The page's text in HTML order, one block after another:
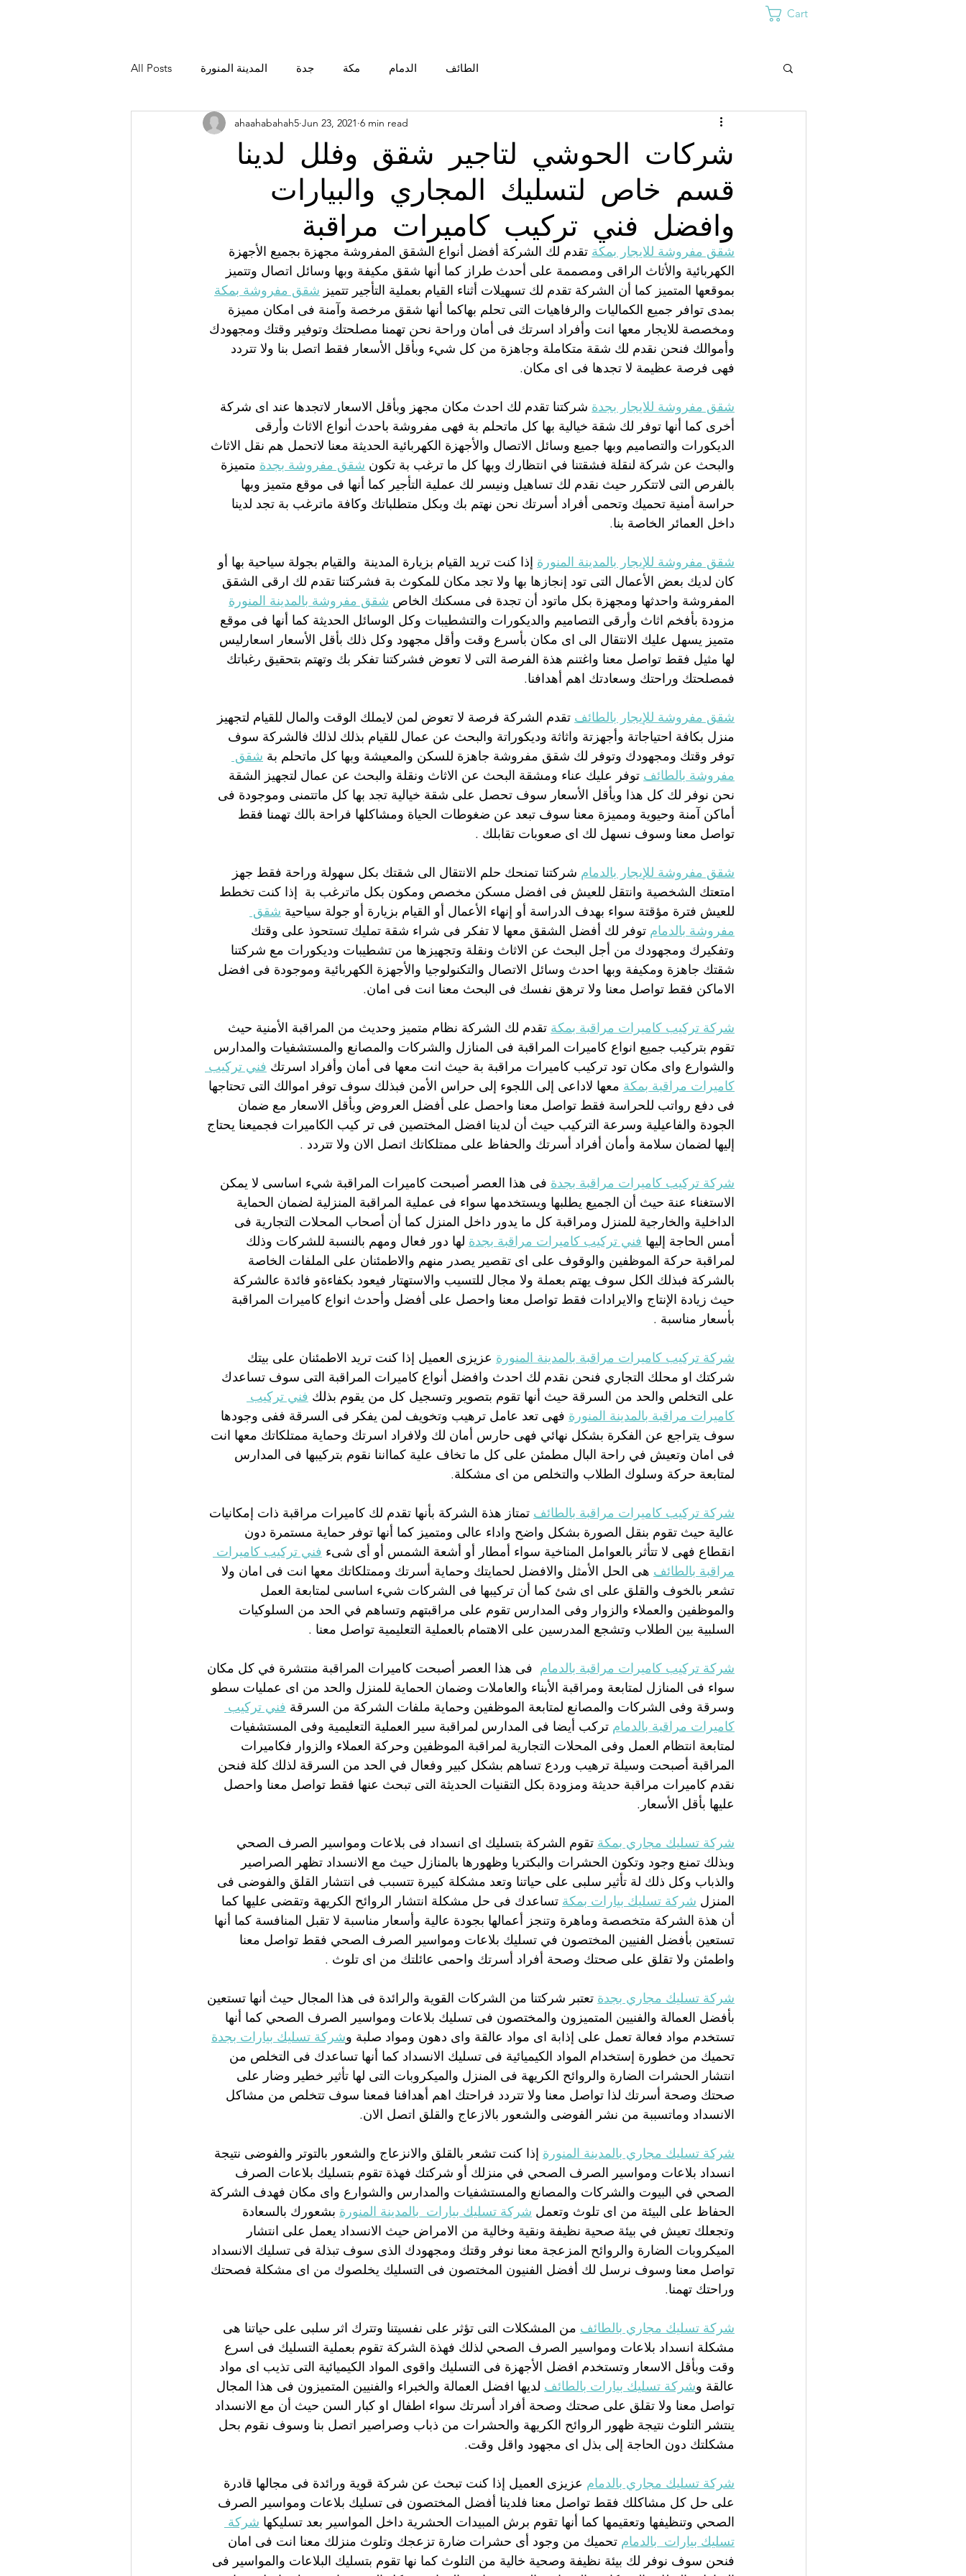
Cart
All Posts المدينة المنورة جدة مكة الدمام الطائف
شركات الحوشي لتاجير شقق وفلل لدينا
قسم خاص لتسليك المجاري والبيارات
وافضل فني تركيب كاميرات مراقبة
ahaahabahah5 Jun 23, 2021 6 min read
شقق مفروشة للايجار بمكة تقدم لك الشركة أفضل أنواع الشقق المفروشة مجهزة بجميع الأجهزة
الكهربائية والأثاث الراقى ومصممة على أحدث طراز كما أنها شقق مكيفة وبها وسائل اتصال وتتميز
بموقعها المتميز كما أن الشركة تقدم لك تسهيلات أثناء القيام بعملية التأجير تتميز شقق مفروشة بمكة
بمدى توافر جميع الكماليات والرفاهيات التى تحلم بهاكما أنها شقق مرخصة وآمنة فى امكان مميزة
ومخصصة للايجار معها انت وأفراد اسرتك فى أمان وراحة نحن تهمنا مصلحتك وتوفير وقتك ومجهودك
وأموالك فنحن نقدم لك شقة متكاملة وجاهزة من كل شيء وبأقل الأسعار فقط اتصل بنا ولا تتردد
فهى فرصة عظيمة لا تجدها فى اى مكان.
شقق مفروشة للايجار بجدة شركتنا تقدم لك احدث مكان مجهز وبأقل الاسعار لاتجدها عند اى شركة
أخرى كما أنها توفر لك شقة خيالية بها كل ماتحلم بة فهى مفروشة باحدث أنواع الاثاث وأرقى
الديكورات والتصاميم وبها جميع وسائل الاتصال والأجهزة الكهربائية الحديثة معنا لاتحمل هم نقل الاثاث
والبحث عن شركة لنقلة فشقتنا في انتظارك وبها كل ما ترغب بة تكون شقق مفروشة بجدة متميزة
بالفرص التى لاتتكرر حيث نقدم لك تساهيل ونيسر لك عملية التأجير كما أنها فى موقع متميز وبها
حراسة أمنية تحميك وتحمى أفراد أسرتك نحن نهتم بك وبكل متطلباتك وكافة ماترغب بة تجد لدينا
داخل العمائر الخاصة بنا.
شقق مفروشة للإيجار بالمدينة المنورة إذا كنت تريد القيام بزيارة المدينة  والقيام بجولة سياحية بها أو
كان لديك بعض الأعمال التى تود إنجازها بها ولا تجد مكان للمكوث بة فشركتنا تقدم لك ارقى الشقق
المفروشة واحدثها ومجهزة بكل ماتود أن تجدة فى مسكنك الخاص شقق مفروشة بالمدينة المنورة
مزودة بأفخم اثاث وأرقى التصاميم والديكورات والتشطيبات وكل الوسائل الحديثة كما أنها فى موقع
متميز يسهل عليك الانتقال الى اى مكان بأسرع وقت وأقل مجهود وكل ذلك بأقل الأسعار اسعارليس
لها مثيل فقط تواصل معنا واغتنم هذة الفرصة التى لا تعوض فشركتنا تفكر بك وتهتم بتحقيق رغباتك
فمصلحتك وراحتك وسعادتك اهم أهدافنا.
شقق مفروشة للإيجار بالطائف تقدم الشركة فرصة لا تعوض لمن لايملك الوقت والمال للقيام لتجهيز
منزل بكافة احتياجاتة وأجهزتة واثاثة وديكوراتة والبحث عن عمال للقيام بذلك لذلك فالشركة سوف
توفر وقتك ومجهودك وتوفر لك شقق مفروشة جاهزة للسكن والمعيشة وبها كل ماتحلم بة شقق
مفروشة بالطائف توفر عليك عناء ومشقة البحث عن الاثاث ونقلة والبحث عن عمال لتجهيز الشقة
نحن نوفر لك كل هذا وبأقل الأسعار سوف تحصل على شقة خيالية تجد بها كل ماتتمنى وموجودة فى
أماكن آمنة وحيوية ومميزة معنا سوف تبعد عن ضغوطات الحياة ومشاكلها فراحة بالك تهمنا فقط
تواصل معنا وسوف نسهل لك اى صعوبات تقابلك .
شقق مفروشة للإيجار بالدمام شركتنا تمنحك حلم الانتقال الى شقتك بكل سهولة وراحة فقط جهز
امتعتك الشخصية وانتقل للعيش فى افضل مسكن مخصص ومكون بكل ماترغب بة  إذا كنت تخطط
للعيش فترة مؤقتة سواء بهدف الدراسة أو إنهاء الأعمال أو القيام بزيارة أو جولة سياحية شقق
مفروشة بالدمام توفر لك أفضل الشقق معها لا تفكر فى شراء شقة تمليك تستحوذ على وقتك
وتفكيرك ومجهودك من أجل البحث عن الاثاث ونقلة وتجهيزها من تشطيبات وديكورات مع شركتنا
شقتك جاهزة ومكيفة وبها احدث وسائل الاتصال والتكنولوجيا والأجهزة الكهربائية وموجودة فى افضل
الاماكن فقط تواصل معنا ولا ترهق نفسك فى البحث معنا انت فى امان.
شركة تركيب كاميرات مراقبة بمكة تقدم لك الشركة نظام متميز وحديث من المراقبة الأمنية حيث
تقوم بتركيب جميع انواع كاميرات المراقبة فى المنازل والشركات والمصانع والمستشفيات والمدارس
والشوارع واى مكان تود تركيب كاميرات مراقبة بة حيث انت معها فى أمان وأفراد اسرتك فني تركيب
كاميرات مراقبة بمكة معها لاداعى إلى اللجوء إلى حراس الأمن فبذلك سوف توفر اموالك التى تحتاجها
فى دفع رواتب للحراسة فقط تواصل معنا واحصل على أفضل العروض وبأقل الاسعار مع ضمان
الجودة والفاعيلية وسرعة التركيب حيث أن لدينا افضل المختصين فى تر كيب الكاميرات فجميعنا يحتاج
إليها لضمان سلامة وأمان أفراد أسرتك والحفاظ على ممتلكاتك اتصل الان ولا تتردد .
شركة تركيب كاميرات مراقبة بجدة فى هذا العصر أصبحت كاميرات المراقبة شيء اساسى لا يمكن
الاستغناء عنة حيث أن الجميع يطلبها ويستخدمها سواء فى عملية المراقبة المنزلية لضمان الحماية
الداخلية والخارجية للمنزل ومراقبة كل ما يدور داخل المنزل كما أن أصحاب المحلات التجارية فى
أمس الحاجة إليها فني تركيب كاميرات مراقبة بجدة لها دور فعال ومهم بالنسبة للشركات وذلك
لمراقبة حركة الموظفين والوقوف على اى تقصير يصدر منهم والاطمئنان على الملفات الخاصة
بالشركة فبذلك الكل سوف يهتم بعملة ولا مجال للتسيب والاستهتار فيعود بكفاءةو فائدة عالشركة
حيث زيادة الإنتاج والايرادات فقط تواصل معنا واحصل على أفضل وأحدث انواع كاميرات المراقبة
بأسعار مناسبة .
شركة تركيب كاميرات مراقبة بالمدينة المنورة عزيزى العميل إذا كنت تريد الاطمئنان على بيتك
شركتك او محلك التجاري فنحن نقدم لك احدث وافضل أنواع كاميرات المراقبة التى سوف تساعدك
على التخلص والحد من السرقة حيث أنها تقوم بتصوير وتسجيل كل من يقوم بذلك فني تركيب
كاميرات مراقبة بالمدينة المنورة فهى تعد عامل ترهيب وتخويف لمن يفكر فى السرقة ففى وجودها
سوف يتراجع عن الفكرة بشكل نهائي فهى حارس أمان لك ولافراد اسرتك وحماية ممتلكاتك معها انت
فى امان وتعيش في راحة البال مطمئن على كل ما تخاف علية كمااننا نقوم بتركيبها فى المدارس
لمتابعة حركة وسلوك الطلاب والتخلص من اى مشكلة.
شركة تركيب كاميرات مراقبة بالطائف تمتاز هذة الشركة بأنها تقدم لك كاميرات مراقبة ذات إمكانيات
عالية حيث تقوم بنقل الصورة بشكل واضح واداء عالى ومتميز كما أنها توفر حماية مستمرة دون
انقطاع فهى لا تتأثر بالعوامل المناخية سواء أمطار أو أشعة الشمس أو أى شىء فني تركيب كاميرات
مراقبة بالطائف هى الحل الأمثل والافضل لحمايتك وحماية أسرتك وممتلكاتك معها انت فى امان ولا
تشعر بالخوف والقلق على اى شئ كما أن تركيبها فى الشركات شيء اساسى لمتابعة العمل
والموظفين والعملاء والزوار وفى المدارس تقوم على مراقبتهم وتساهم في الحد من السلوكيات
السلبية بين الطلاب وتشجع المدرسين على الاهتمام بالعملية التعليمية تواصل معنا .
شركة تركيب كاميرات مراقبة بالدمام
  فى هذا العصر أصبحت كاميرات المراقبة منتشرة في كل مكان
سواء فى المنازل لمتابعة ومراقبة الأبناء والعاملات وضمان الحماية للمنزل والحد من اى عمليات سطو
وسرقة وفى الشركات والمصانع لمتابعة الموظفين وحماية ملفات الشركة من السرقة فني تركيب
كاميرات مراقبة بالدمام تركب أيضا فى المدارس لمراقبة سير العملية التعليمية وفى المستشفيات
لمتابعة انتظام العمل وفى المحلات التجارية لمراقبة الموظفين وحركة العملاء والزوار فكاميرات
المراقبة أصبحت وسيلة ترهيب وردع تساهم بشكل كبير وفعال في الحد من السرقة لذلك كلة فنحن
نقدم كاميرات مراقبة حديثة ومزودة بكل التقنيات الحديثة التى تبحث عنها فقط تواصل معنا واحصل
عليها بأقل الأسعار.
شركة تسليك مجاري بمكة تقوم الشركة بتسليك اى انسداد فى بلاعات ومواسير الصرف الصحي
وبذلك تمنع وجود وتكون الحشرات والبكتريا وظهورها بالمنازل حيث مع الانسداد تظهر الصراصير
والذباب وكل ذلك لة تأثير سلبى على حياتنا وتعد مشكلة كبيرة تتسبب فى انتشار القلق والفوضى فى
المنزل شركة تسليك بيارات بمكة تساعدك فى حل مشكلة انتشار الروائح الكريهة وتقضى عليها كما
أن هذة الشركة متخصصة وماهرة وتنجز أعمالها بجودة عالية وأسعار مناسبة لا تقبل المنافسة كما أنها
تستعين بأفضل الفنيين المختصون في تسليك بلاعات ومواسير الصرف الصحي فقط تواصل معنا
واطمئن ولا تقلق على صحتك وصحة أفراد أسرتك واحمى عائلتك من اى تلوث .
شركة تسليك مجاري بجدة تعتبر شركتنا من الشركات القوية والرائدة فى هذا المجال حيث أنها تستعين
بأفضل العمالة والفنيين المتميزون والمختصون فى تسليك بلاعات ومواسير الصرف الصحي كما أنها
تستخدم مواد فعالة تعمل على إذابة اى مواد عالقة واى دهون ومواد صلبة وشركة تسليك بيارات بجدة
تحميك من خطورة إستخدام المواد الكيميائية فى تسليك الانسداد كما أنها تساعدك فى التخلص من
انتشار الحشرات الضارة والروائح الكريهة فى المنزل والميكروبات التى لها تأثير خطير وضار على
صحتك وصحة أسرتك لذا تواصل معنا ولا تتردد فراحتك اهم أهدافنا فمعنا سوف تتخلص من مشاكل
الانسداد وماتسببة من نشر الفوضى والشعور بالازعاج والقلق اتصل الان.
شركة تسليك مجاري بالمدينة المنورة إذا كنت تشعر بالقلق والانزعاج والشعور بالتوتر والفوضى نتيجة
انسداد بلاعات ومواسير الصرف الصحي في منزلك أو شركتك فهذة تقوم بتسليك بلاعات الصرف
الصحي في البيوت والشركات والمصانع والمستشفيات والمدارس والشوارع واى مكان فهدف الشركة
الحفاظ على البيئة من اى تلوث وتعمل شركة تسليك بيارات  بالمدينة المنورة بشعورك بالسعادة
وتجعلك تعيش في بيئة صحية نظيفة ونقية وخالية من الامراض حيث الانسداد يعمل على انتشار
الميكروبات الضارة والروائح المزعجة معنا نوفر وقتك ومجهودك الذى سوف تبذلة فى تسليك الانسداد
تواصل معنا وسوف نرسل لك أفضل الفنيون المختصون فى التسليك يخلصوك من اى مشكلة فصحتك
وراحتك تهمنا.
شركة تسليك مجاري بالطائف من المشكلات التى تؤثر على نفسيتنا وتترك اثر سلبى على حياتنا هى
مشكلة انسداد بلاعات ومواسير الصرف الصحي لذلك فهذة الشركة تقوم بعملية التسليك فى اسرع
وقت وبأقل الاسعار وتستخدم افضل الأجهزة فى التسليك واقوى المواد الكيميائية التى تذيب اى مواد
عالقة وشركة تسليك بيارات بالطائف لديها افضل العمالة والخبراء والفنيين المتميزون فى هذا المجال
تواصل معنا ولا تقلق على صحتك وصحة أفراد أسرتك سواء اطفال او كبار السن حيث أن مع الانسداد
ينتشر التلوث نتيجة ظهور الروائح الكريهة والحشرات من ذباب وصراصير اتصل بنا وسوف نقوم بحل
مشكلتك دون الحاجة إلى بذل اى مجهود واقل وقت.
شركة تسليك مجاري بالدمام عزيزى العميل إذا كنت تبحث عن شركة قوية ورائدة فى مجالها قادرة
على حل كل مشاكلك فقط تواصل معنا فلدينا أفضل المختصون فى تسليك بلاعات ومواسير الصرف
الصحي وتنظيفها وتعقيمها كما أنها تقوم برش المبيدات الحشرية داخل المواسير بعد تسليكها شركة
تسليك بيارات  بالدمام تحميك من وجود أى حشرات ضارة تزعجك وتلوث منزلك معنا انت فى امان
فنحن سوف نوفر لك بيئة نظيفة وصحية خالية من التلوث كما نها تقوم بتسليك البلاعات والمواسير فى